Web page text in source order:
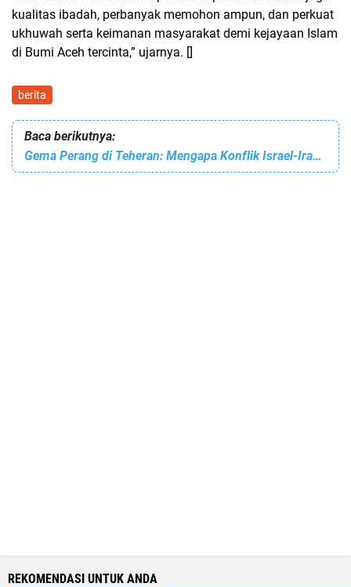
kualitas ibadah, perbanyak memohon ampun, dan perkuat
ukhuwah serta keimanan masyarakat demi kejayaan Islam
di Bumi Aceh tercinta,” ujarnya. []
berita
Baca berikutnya:
Gema Perang di Teheran: Mengapa Konflik Israel-Iran Melampaui Isu Nuklir?
REKOMENDASI UNTUK ANDA